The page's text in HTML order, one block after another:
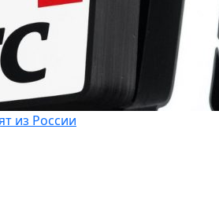
из России